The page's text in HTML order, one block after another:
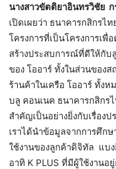
นางสาวขัตติยาอินทรวิชัย
เปิดเผยว่า ธนาคารกสิกรไ
โครงการที่เป็นโครงการเพื่
สร้างประสบการณ์ที่ดีให้กับ
ของ โออาร์ ทั้งในส่วนของ
ร้านค้าในเครือ โออาร์ ทั้ง
บลู คอนเนค ธนาคารกสิกร
สำคัญเป็นอย่างยิ่งกับเรื่อง
เราได้นำข้อมูลจากการศึก
ใช้งานของลูกค้าดิจิทัล แบ
อาทิ K PLUS ที่มีผู้ใช้งานอ